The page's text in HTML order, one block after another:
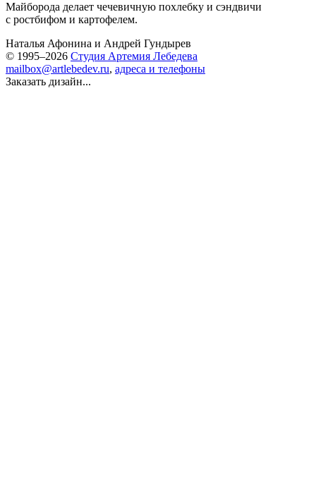
Майборода делает чечевичную похлебку и сэндвичи
с ростбифом и картофелем.
Наталья Афонина и Андрей Гундырев
© 1995–2026 Студия Артемия Лебедева
mailbox@artlebedev.ru, адреса и телефоны
Заказать дизайн...